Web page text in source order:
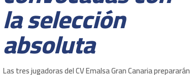
la selección
absoluta
Las tres jugadoras del CV Emalsa Gran Canaria prepararán